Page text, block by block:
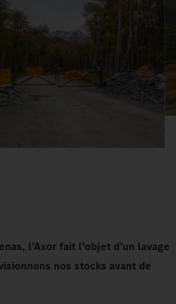
l’Axor fait l’objet d’un lavage
nos stocks avant de